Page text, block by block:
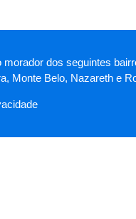
dos seguintes
Monte Belo, Nazareth e